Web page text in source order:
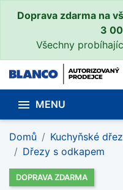
Doprava zdarma na
3
Všechny
 MENU
Domů Kuchyňské
Dřezy s odkapem
DOPRAVA ZDARMA